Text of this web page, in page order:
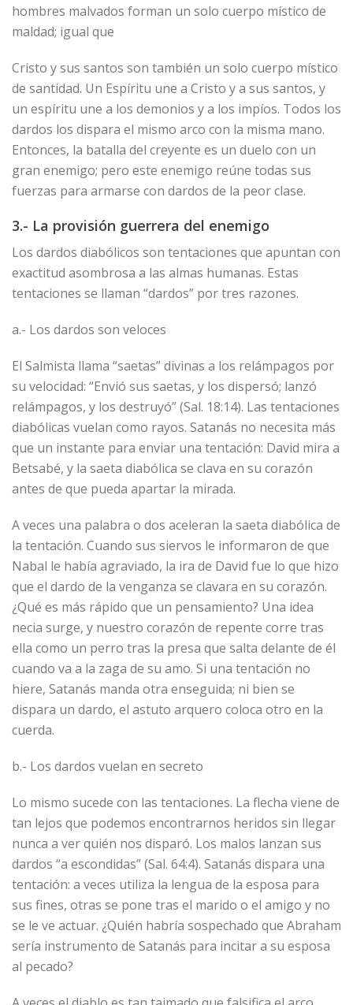
hombres malvados forman un solo cuerpo místico de
maldad; igual que
Cristo y sus santos son también un solo cuerpo místico
de santidad. Un Espíritu une a Cristo y a sus santos, y
un espíritu une a los demonios y a los impíos. Todos los
dardos los dispara el mismo arco con la misma mano.
Entonces, la batalla del creyente es un duelo con un
gran enemigo; pero este enemigo reúne todas sus
fuerzas para armarse con dardos de la peor clase.
3.- La provisión guerrera del enemigo
Los dardos diabólicos son tentaciones que apuntan con
exactitud asombrosa a las almas humanas. Estas
tentaciones se llaman “dardos” por tres razones.
a.- Los dardos son veloces
El Salmista llama “saetas” divinas a los relámpagos por
su velocidad: “Envió sus saetas, y los dispersó; lanzó
relámpagos, y los destruyó” (Sal. 18:14). Las tentaciones
diabólicas vuelan como rayos. Satanás no necesita más
que un instante para enviar una tentación: David mira a
Betsabé, y la saeta diabólica se clava en su corazón
antes de que pueda apartar la mirada.
A veces una palabra o dos aceleran la saeta diabólica de
la tentación. Cuando sus siervos le informaron de que
Nabal le había agraviado, la ira de David fue lo que hizo
que el dardo de la venganza se clavara en su corazón.
¿Qué es más rápido que un pensamiento? Una idea
necia surge, y nuestro corazón de repente corre tras
ella como un perro tras la presa que salta delante de él
cuando va a la zaga de su amo. Si una tentación no
hiere, Satanás manda otra enseguida; ni bien se
dispara un dardo, el astuto arquero coloca otro en la
cuerda.
b.- Los dardos vuelan en secreto
Lo mismo sucede con las tentaciones. La flecha viene de
tan lejos que podemos encontrarnos heridos sin llegar
nunca a ver quién nos disparó. Los malos lanzan sus
dardos “a escondidas” (Sal. 64:4). Satanás dispara una
tentación: a veces utiliza la lengua de la esposa para
sus fines, otras se pone tras el marido o el amigo y no
se le ve actuar. ¿Quién habría sospechado que Abraham
sería instrumento de Satanás para incitar a su esposa
al pecado?